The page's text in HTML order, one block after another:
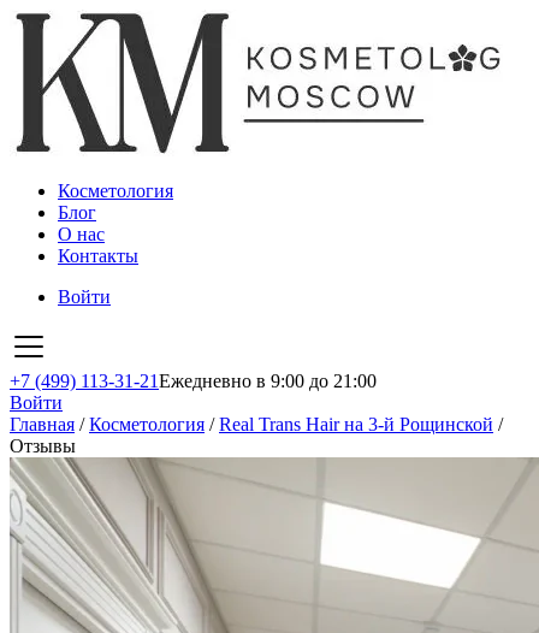
Косметология
Блог
О нас
Контакты
Войти
+7 (499) 113-31-21Ежедневно в 9:00 до 21:00
Войти
Главная /Косметология /Real Trans Hair на 3-й Рощинской /
Отзывы